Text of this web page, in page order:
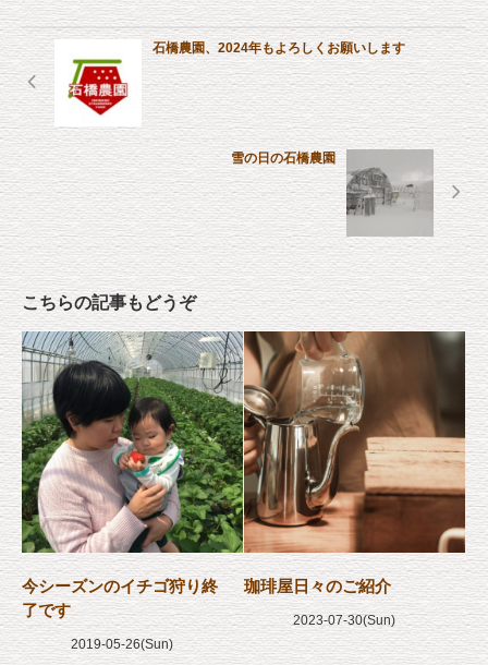
石橋農園、2024年もよろしくお願いします
雪の日の石橋農園
こちらの記事もどうぞ
今シーズンのイチゴ狩り終
了です
2019-05-26(Sun)
珈琲屋日々のご紹介
2023-07-30(Sun)